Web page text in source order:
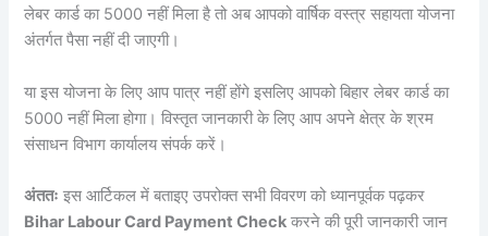
लेबर कार्ड का 5000 नहीं मिला है तो अब आपको वार्षिक वस्त्र सहायता योजना
अंतर्गत पैसा नहीं दी जाएगी।
या इस योजना के लिए आप पात्र नहीं होंगे इसलिए आपको बिहार लेबर कार्ड का
5000 नहीं मिला होगा। विस्तृत जानकारी के लिए आप अपने क्षेत्र के श्रम
संसाधन विभाग कार्यालय संपर्क करें।
अंततः इस आर्टिकल में बताइए उपरोक्त सभी विवरण को ध्यानपूर्वक पढ़कर
Bihar Labour Card Payment Check करने की पूरी जानकारी जान